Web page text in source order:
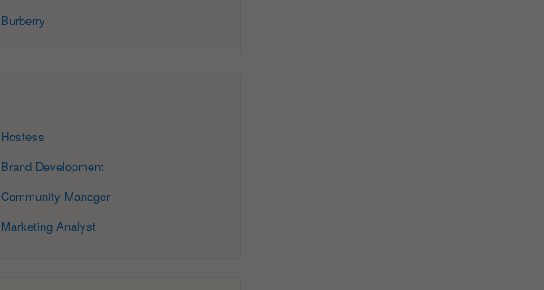
Burberry
Hostess
Brand Development
Community Manager
Marketing Analyst